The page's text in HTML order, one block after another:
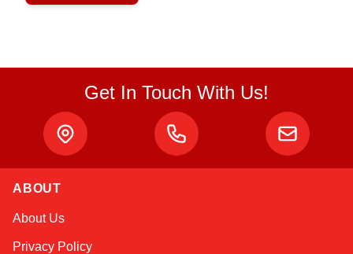
Get In Touch With Us!
ABOUT
About Us
Privacy Policy